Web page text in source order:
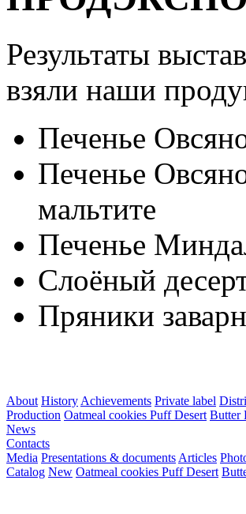
Результаты
взяли наши
Печенье
Печенье
мальтите
Печенье
Слоёный
Пряники
About History Achievements Private label
Production Oatmeal cookies Puff Desert Butter
News
Contacts
Media Presentations & documents Articles
Catalog New Oatmeal cookies Puff Desert